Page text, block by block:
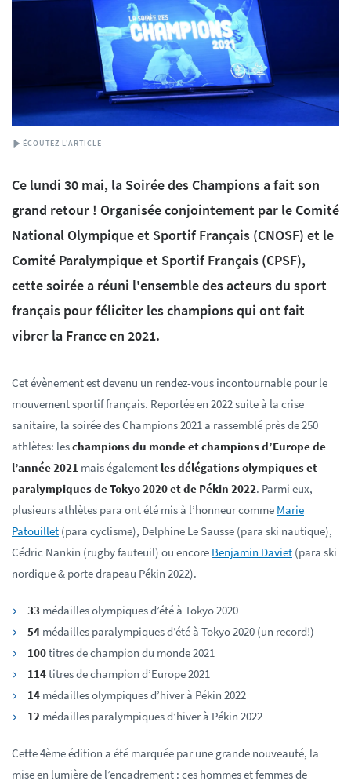
ÉCOUTEZ L'ARTICLE
Ce lundi 30 mai, la Soirée des Champions a fait son
grand retour ! Organisée conjointement par le Comité
National Olympique et Sportif Français (CNOSF) et le
Comité Paralympique et Sportif Français (CPSF),
cette soirée a réuni l'ensemble des acteurs du sport
français pour féliciter les champions qui ont fait
vibrer la France en 2021.
Cet évènement est devenu un rendez-vous incontournable pour le
mouvement sportif français. Reportée en 2022 suite à la crise
sanitaire, la soirée des Champions 2021 a rassemblé près de 250
athlètes: leschampions du monde et champions d’Europe de
l’année 2021 mais également les délégations olympiques et
paralympiques de Tokyo 2020 et de Pékin 2022. Parmi eux,
plusieurs athlètes para ont été mis à l’honneur comme Marie
Patouillet (para cyclisme), Delphine Le Sausse (para ski nautique),
Cédric Nankin (rugby fauteuil) ou encore Benjamin Daviet (para ski
nordique & porte drapeau Pékin 2022).
33 médailles olympiques d’été à Tokyo 2020
54 médailles paralympiques d’été à Tokyo 2020 (un record!)
100titres de champion du monde 2021
114titres de champion d’Europe 2021
14 médailles olympiques d’hiver à Pékin 2022
12 médailles paralympiques d’hiver à Pékin 2022
Cette 4ème édition a été marquée par une grande nouveauté, la
mise en lumière de l’encadrement : ces hommes et femmes de